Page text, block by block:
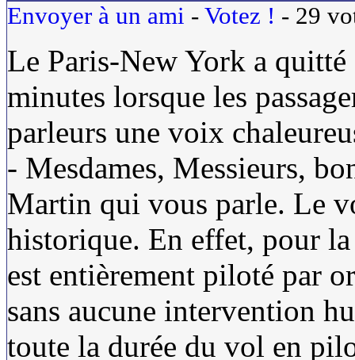
Envoyer à un ami - Votez ! - 29
Le Paris-New York a
minutes lorsque les
parleurs une voix
- Mesdames, Messieurs,
Martin qui vous parle. Le
historique. En effet, pour
est entièrement piloté par
sans aucune intervention
toute la durée du vol en